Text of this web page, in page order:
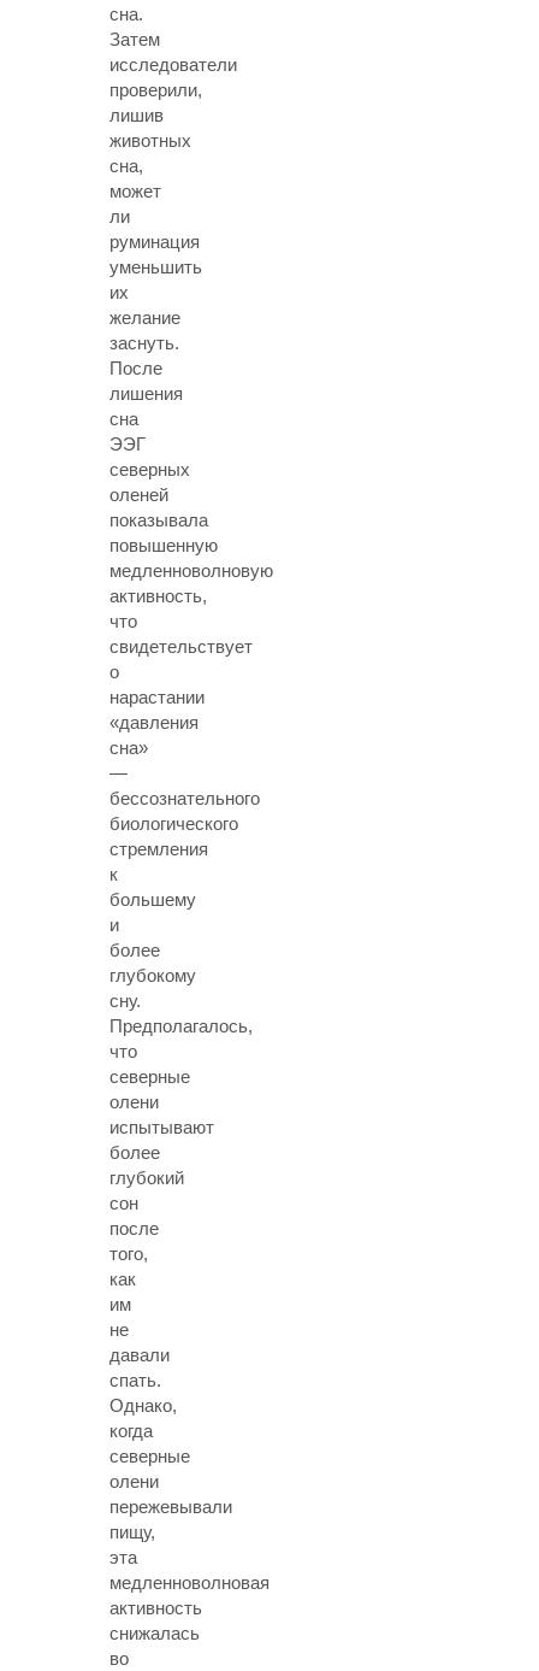
сна.
Затем
исследователи
проверили,
лишив
животных
сна,
может
ли
руминация
уменьшить
их
желание
заснуть.
После
лишения
сна
ЭЭГ
северных
оленей
показывала
повышенную
медленноволновую
активность,
что
свидетельствует
о
нарастании
«давления
сна»
—
бессознательного
биологического
стремления
к
большему
и
более
глубокому
сну.
Предполагалось,
что
северные
олени
испытывают
более
глубокий
сон
после
того,
как
им
не
давали
спать.
Однако,
когда
северные
олени
пережевывали
пищу,
эта
медленноволновая
активность
снижалась
во